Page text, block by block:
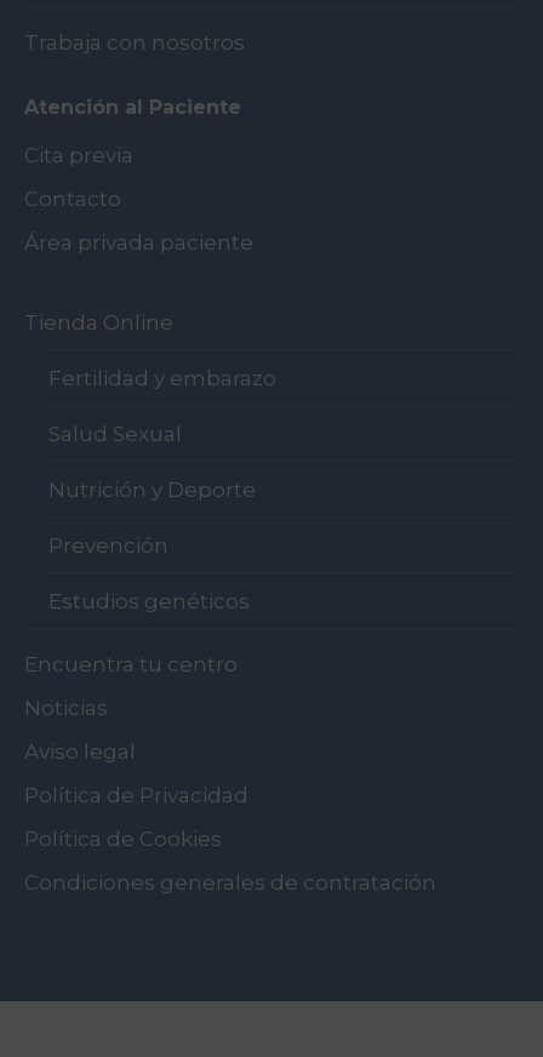
Trabaja con nosotros
Atención al Paciente
Cita previa
Contacto
Área privada paciente
Tienda Online
Fertilidad y embarazo
Salud Sexual
Nutrición y Deporte
Prevención
Estudios genéticos
Encuentra tu centro
Noticias
Aviso legal
Política de Privacidad
Política de Cookies
Condiciones generales de contratación